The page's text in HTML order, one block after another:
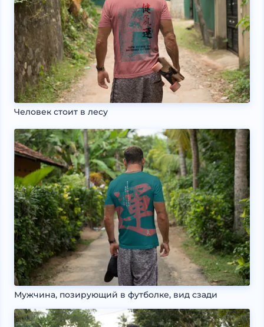
Человек стоит в лесу
Мужчина, позирующий в футболке, вид сзади